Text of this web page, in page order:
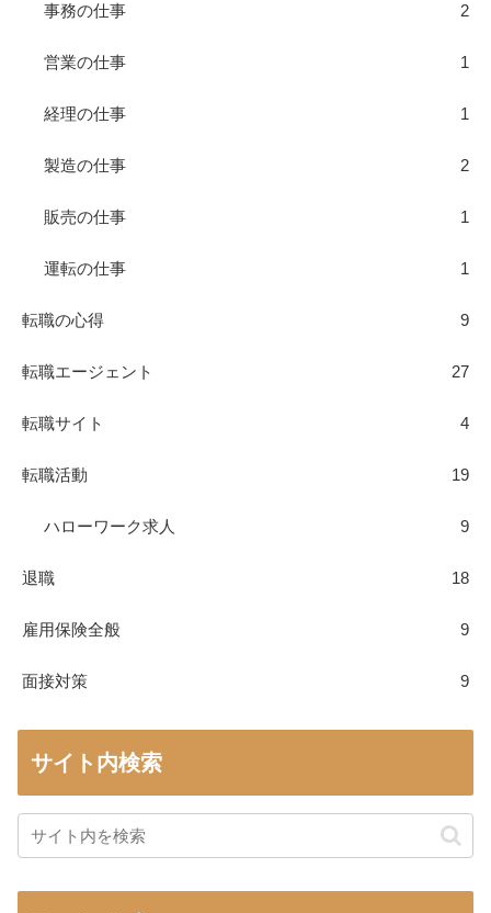
事務の仕事 2
営業の仕事 1
経理の仕事 1
製造の仕事 2
販売の仕事 1
運転の仕事 1
転職の心得 9
転職エージェント 27
転職サイト 4
転職活動 19
ハローワーク求人 9
退職 18
雇用保険全般 9
面接対策 9
サイト内検索